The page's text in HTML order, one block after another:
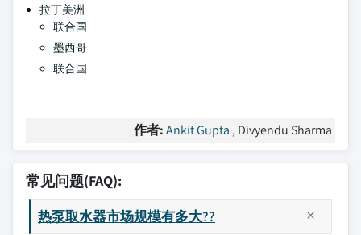
拉丁美洲
联合国
墨西哥
联合国
作者:Ankit Gupta , Divyendu Sharma
常见问题(FAQ):
热泵取水器市场规模有多大??